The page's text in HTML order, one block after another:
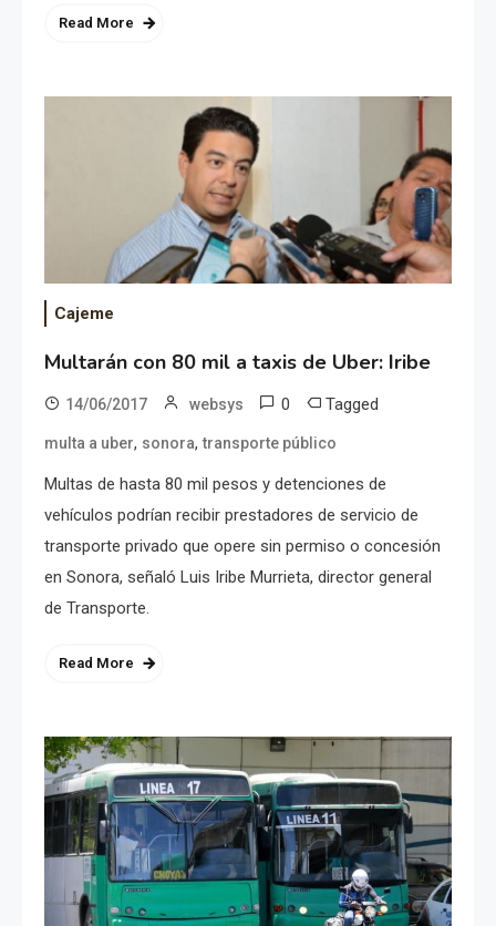
Read More
Cajeme
Multarán con 80 mil a taxis de Uber: Iribe
14/06/2017 websys 0 Tagged
multa a uber, sonora,transporte público
Multas de hasta 80 mil pesos y detenciones de
vehículos podrían recibir prestadores de servicio de
transporte privado que opere sin permiso o concesión
en Sonora, señaló Luis Iribe Murrieta, director general
de Transporte.
Read More